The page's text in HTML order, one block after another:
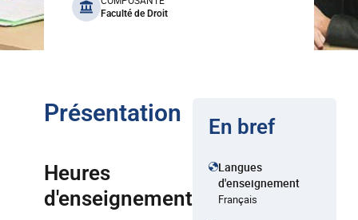
Faculté de Droit
Présentation
Heures
d'enseignement
En bref
Langues
d'enseignement
Français